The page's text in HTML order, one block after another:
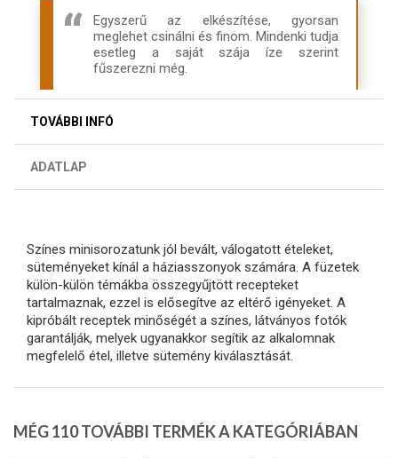
Egyszerű az elkészítése, gyorsan
meglehet csinálni és finom. Mindenki tudja
esetleg a saját szája íze szerint
fűszerezni még.
TOVÁBBI INFÓ
ADATLAP
Színes minisorozatunk jól bevált, válogatott ételeket,
süteményeket kínál a háziasszonyok számára. A füzetek
külön-külön témákba összegyűjtött recepteket
tartalmaznak, ezzel is elősegítve az eltérő igényeket. A
kipróbált receptek minőségét a színes, látványos fotók
garantálják, melyek ugyanakkor segítik az alkalomnak
megfelelő étel, illetve sütemény kiválasztását.
MÉG 110 TOVÁBBI TERMÉK A KATEGÓRIÁBAN